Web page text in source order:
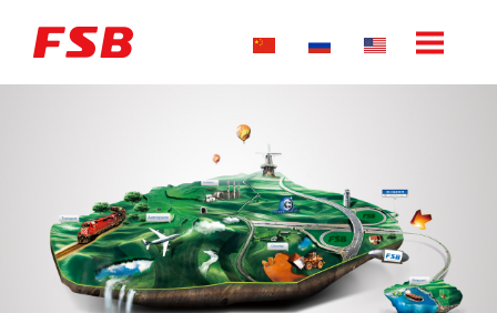
การเลือกประยุกต์ใช้งาน
การแสดงผลิตภัณฑ์